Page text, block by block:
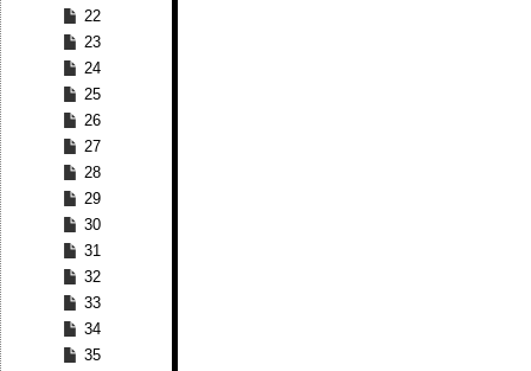
22
23
24
25
26
27
28
29
30
31
32
33
34
35